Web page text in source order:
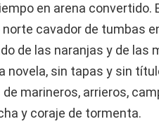
en arena convertido.
norte cavador de tumbas
de las naranjas y de las
novela, sin tapas y sin
marineros, arrieros,
y coraje de tormenta.